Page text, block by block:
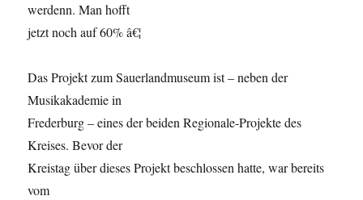
werdenn. Man hofft
jetzt noch auf 60% â€¦
Das Projekt zum Sauerlandmuseum ist – neben der
Musikakademie in
Frederburg – eines der beiden Regionale-Projekte des
Kreises. Bevor der
Kreistag über dieses Projekt beschlossen hatte, war bereits
vom